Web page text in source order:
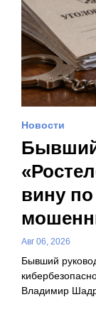
Новости
вину
Авг 06, 2026
Бывший
Владимир